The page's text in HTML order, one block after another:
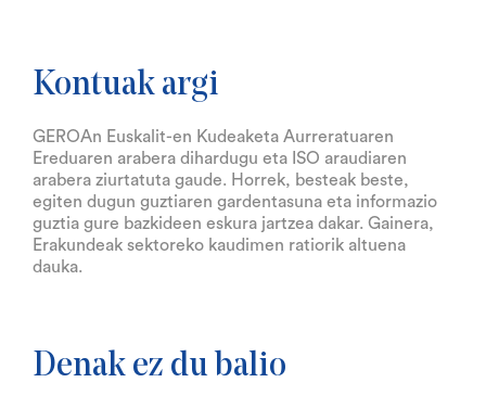
Kontuak argi
GEROAn Euskalit-en Kudeaketa Aurreratuaren
Ereduaren arabera dihardugu eta ISO araudiaren
arabera ziurtatuta gaude. Horrek, besteak beste,
egiten dugun guztiaren gardentasuna eta informazio
guztia gure bazkideen eskura jartzea dakar. Gainera,
Erakundeak sektoreko kaudimen ratiorik altuena
dauka.
Denak ez du balio